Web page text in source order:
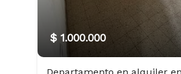
$ 1.000.000